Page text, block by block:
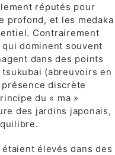
réputés pour
profond, et les medaka
Contrairement
dominent souvent
dans des points
(abreuvoirs en
discrète
du « ma »
des jardins japonais,
élevés dans des